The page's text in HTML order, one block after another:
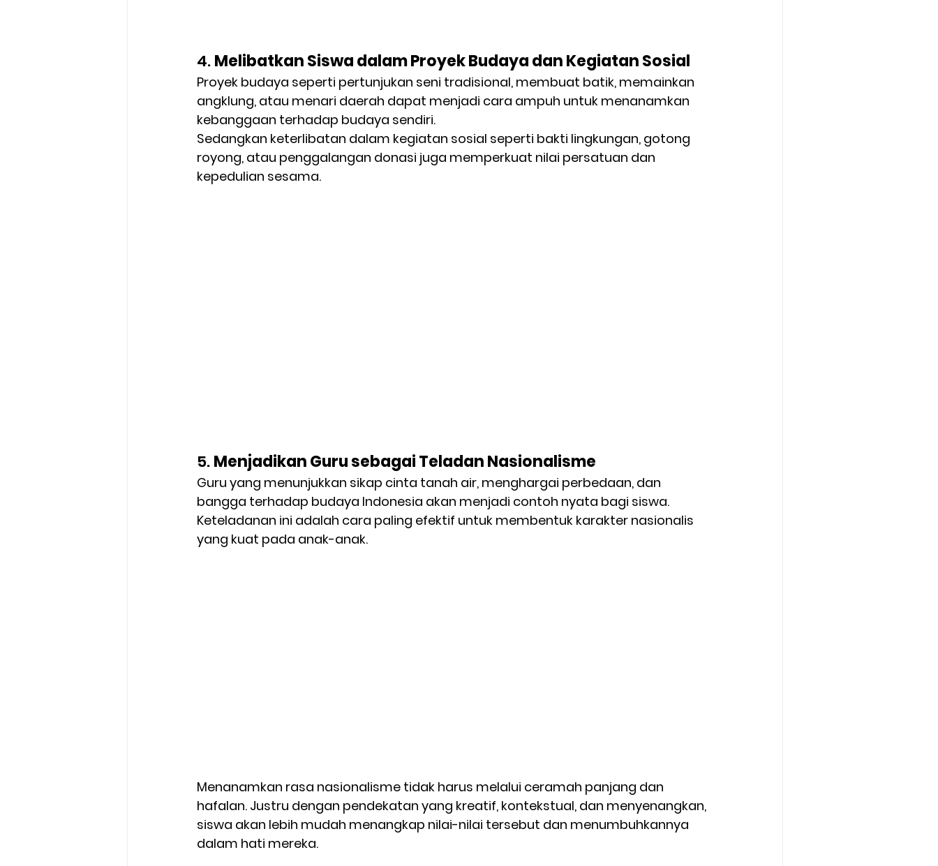
4. Melibatkan Siswa dalam Proyek Budaya dan Kegiatan Sosial
Proyek budaya seperti pertunjukan seni tradisional, membuat batik, memainkan
angklung, atau menari daerah dapat menjadi cara ampuh untuk menanamkan
kebanggaan terhadap budaya sendiri.
Sedangkan keterlibatan dalam kegiatan sosial seperti bakti lingkungan, gotong
royong, atau penggalangan donasi juga memperkuat nilai persatuan dan
kepedulian sesama.
5. Menjadikan Guru sebagai Teladan Nasionalisme
Guru yang menunjukkan sikap cinta tanah air, menghargai perbedaan, dan
bangga terhadap budaya Indonesia akan menjadi contoh nyata bagi siswa.
Keteladanan ini adalah cara paling efektif untuk membentuk karakter nasionalis
yang kuat pada anak-anak.
Menanamkan rasa nasionalisme tidak harus melalui ceramah panjang dan
hafalan. Justru dengan pendekatan yang kreatif, kontekstual, dan menyenangkan,
siswa akan lebih mudah menangkap nilai-nilai tersebut dan menumbuhkannya
dalam hati mereka.